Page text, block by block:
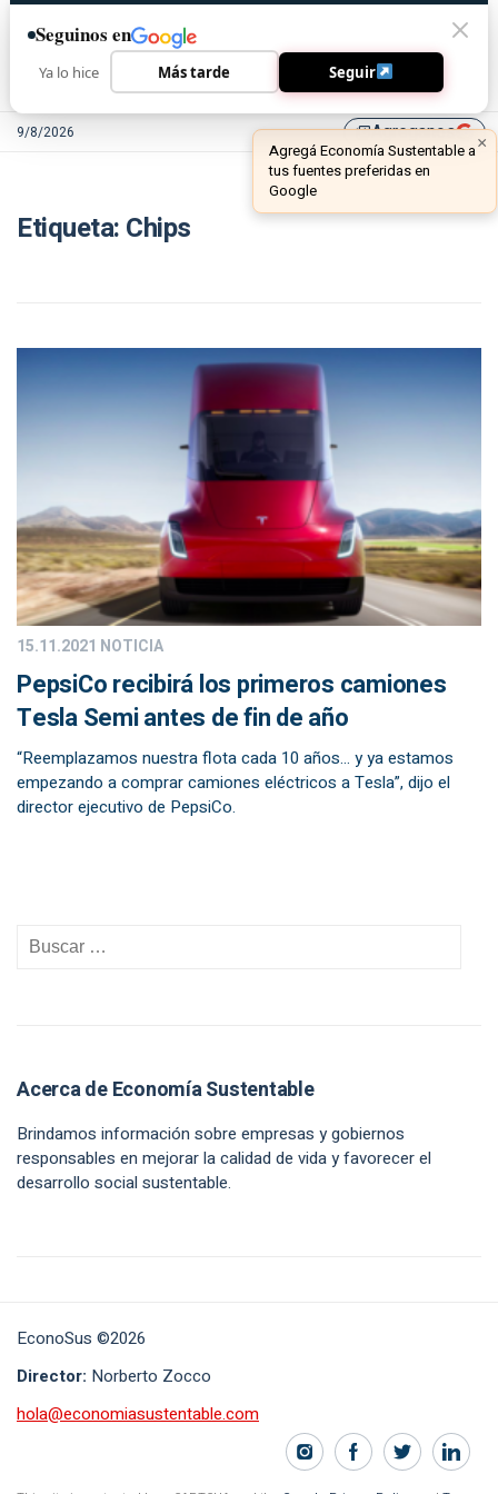
9/8/2026 library_addAgreganos ×
Agregá Economía Sustentable a
tus fuentes preferidas en
Google
Etiqueta: Chips
15.11.2021 NOTICIA
PepsiCo recibirá los primeros camiones
Tesla Semi antes de fin de año
“Reemplazamos nuestra flota cada 10 años… y ya estamos
empezando a comprar camiones eléctricos a Tesla”, dijo el
director ejecutivo de PepsiCo.
Acerca de Economía Sustentable
Brindamos información sobre empresas y gobiernos
responsables en mejorar la calidad de vida y favorecer el
desarrollo social sustentable.
EconoSus ©2026
Director: Norberto Zocco
hola@economiasustentable.com
Seguinos en
Ya lo hice Más tarde Seguir